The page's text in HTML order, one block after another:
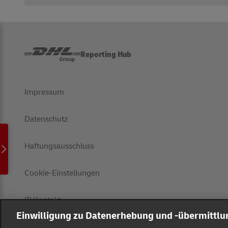
Reporting Hub
Impressum
Datenschutz
Haftungsausschluss
Cookie-Einstellungen
IR Kontakt
Einwilligung zu Datenerhebung und -